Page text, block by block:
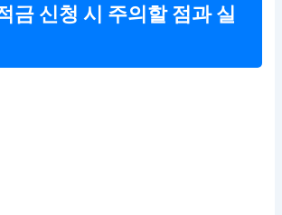
금 신청 시 주의할 점과 실